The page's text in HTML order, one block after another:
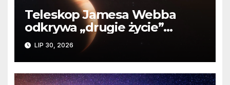
Teleskop Jamesa Webba
odkrywa „drugie życie”
planety krążącej wokół
martwej gwiazdy
LIP 30, 2026